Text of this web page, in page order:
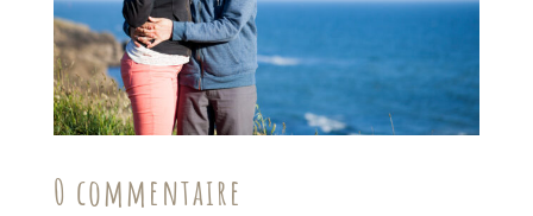
0 commentaire